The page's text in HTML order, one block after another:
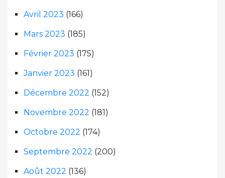
Avril 2023 (166)
Mars 2023 (185)
Février 2023 (175)
Janvier 2023 (161)
Décembre 2022 (152)
Novembre 2022 (181)
Octobre 2022 (174)
Septembre 2022 (200)
Août 2022 (136)